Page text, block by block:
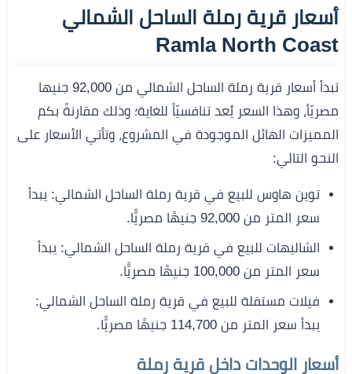
أسعار قرية رملة الساحل الشمالي
Ramla North Coast
تبدأ أسعار قرية رملة الساحل الشمالي من 92,000 جنيها
مصريّأ، وهذا السعر يُعد تنافسيّاً للغاية؛ وذلك مقارنةً بكم
المميزات الهائل الموجودة في المشروع، وتأتي الأسعار على
النحو التالي:
توين هاوس للبيع في قرية رملة الساحل الشمالي: يبدأ
سعر المتر من 92,000 جنيهًا مصريًّا.
الشاليهات للبيع في قرية رملة الساحل الشمالي: يبدأ
سعر المتر من 100,000 جنيهًا مصريًّا.
فيلات مستقلة للبيع في قرية رملة الساحل الشمالي:
يبدأ سعر المتر من 114,700 جنيهًا مصريًّا.
أسعار الوحدات داخل قرية رملة